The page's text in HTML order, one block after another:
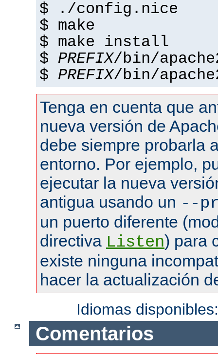
$ ./config.nice
$ make
$ make install
$ PREFIX/bin/
$ PREFIX/bin/
Tenga en cuenta que
nueva versión de
debe siempre probarla
entorno. Por ejemplo,
ejecutar la nueva
antigua usando un --
un puerto diferente
directiva Listen) para
existe ninguna
hacer la actualización
Idiomas
Comentarios